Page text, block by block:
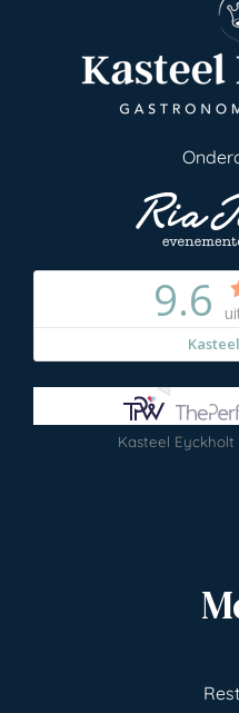
Kasteel Eyckholt